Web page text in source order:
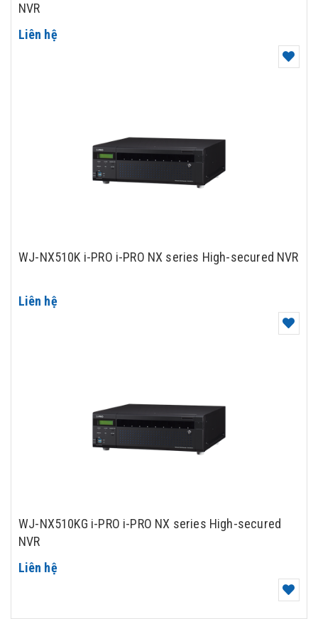
NVR
Liên hệ
WJ-NX510K i-PRO i-PRO NX series High-secured NVR
Liên hệ
WJ-NX510KG i-PRO i-PRO NX series High-secured
NVR
Liên hệ